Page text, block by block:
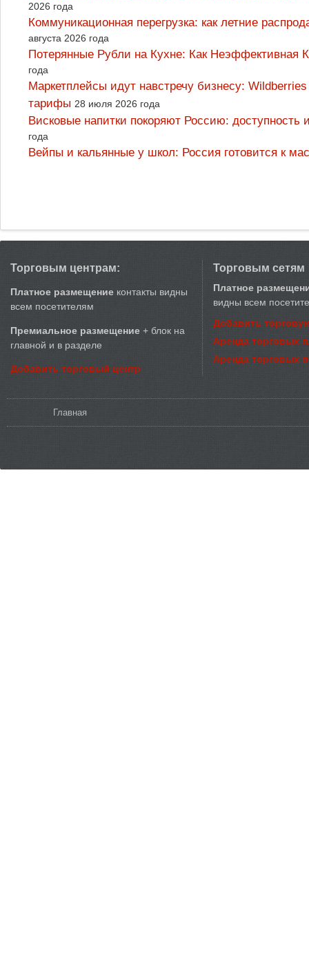
2026 года
Коммуникационная перегрузка: как летние
августа 2026 года
Потерянные Рубли на Кухне: Как
года
Маркетплейсы идут навстречу бизнесу:
тарифы 28 июля 2026 года
Висковые напитки покоряют Россию:
года
Вейпы и кальянные у школ: Россия готовится к
Торговым центрам:
Платное размещение контакты видны
всем посетителям
Премиальное размещение + блок на
главной и в разделе
Добавить торговый центр
Торговым сетям
Платное
видны всем
Добавить
Аренда торговых
Аренда торговых
Главная